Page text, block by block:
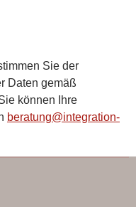
Sie der
Daten gemäß
können Ihre
beratung@integration-